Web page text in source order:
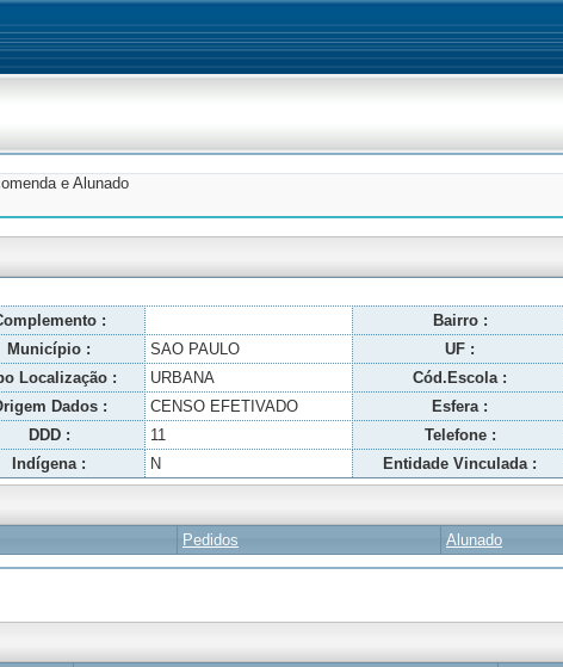
e Alunado
: Bairro :
Município : SAO PAULO UF :
Localização : URBANA Cód.Escola :
Dados : CENSO EFETIVADO Esfera :
DDD : 11 Telefone :
Indígena : N Entidade Vinculada :
Pedidos Alunado